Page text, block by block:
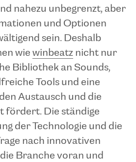
nahezu unbegrenzt, aber
und Optionen
sein. Deshalb
wie winbeatz nicht nur
Bibliothek an Sounds,
Tools und eine
Austausch und die
fördert. Die ständige
der Technologie und die
nach innovativen
Branche voran und